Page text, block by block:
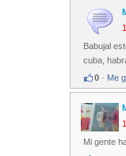
Babujal
cuba,
0 · Me
Mi gente